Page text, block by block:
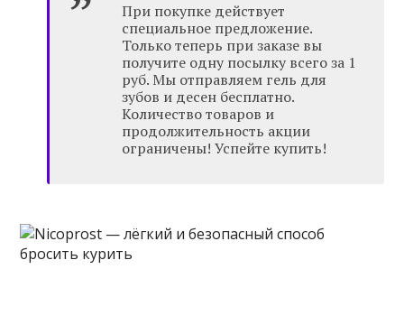
При покупке действует
специальное предложение.
Только теперь при заказе вы
получите одну посылку всего за 1
руб. Мы отправляем гель для
зубов и десен бесплатно.
Количество товаров и
продолжительность акции
ограничены! Успейте купить!